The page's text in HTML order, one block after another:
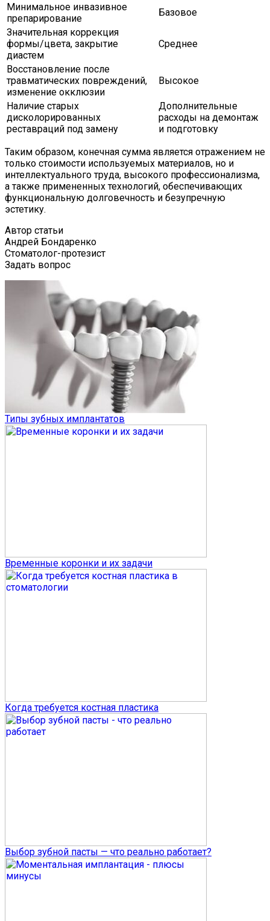
Минимальное инвазивное
препарирование
Базовое
Значительная коррекция
формы/цвета, закрытие
диастем
Среднее
Восстановление после
травматических повреждений,
изменение окклюзии
Высокое
Наличие старых
дисколорированных
реставраций под замену
Дополнительные
расходы на демонтаж
и подготовку
Таким образом, конечная сумма является отражением не
только стоимости используемых материалов, но и
интеллектуального труда, высокого профессионализма,
а также примененных технологий, обеспечивающих
функциональную долговечность и безупречную
эстетику.
Автор статьи
Андрей Бондаренко
Стоматолог-протезист
Задать вопрос
Типы зубных имплантатов
Временные коронки и их задачи
Когда требуется костная пластика
Выбор зубной пасты — что реально работает?